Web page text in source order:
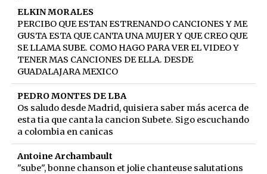
ELKIN MORALES
PERCIBO QUE ESTAN ESTRENANDO CANCIONES Y ME
GUSTA ESTA QUE CANTA UNA MUJER Y QUE CREO QUE
SE LLAMA SUBE. COMO HAGO PARA VER EL VIDEO Y
TENER MAS CANCIONES DE ELLA. DESDE
GUADALAJARA MEXICO
PEDRO MONTES DE LBA
Os saludo desde Madrid, quisiera saber más acerca de
esta tia que canta la cancion Subete. Sigo escuchando
a colombia en canicas
Antoine Archambault
"sube", bonne chanson et jolie chanteuse salutations